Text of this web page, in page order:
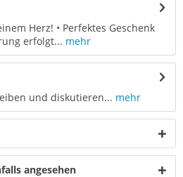
Herz! • Perfektes Geschenk
erfolgt... mehr
und diskutieren... mehr
angesehen